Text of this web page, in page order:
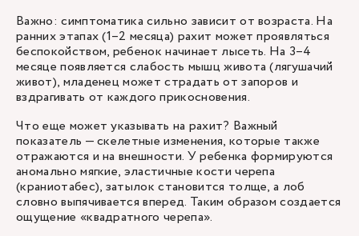
Важно: симптоматика сильно зависит от возраста. На
ранних этапах (1–2 месяца) рахит может проявляться
беспокойством, ребенок начинает лысеть. На 3–4
месяце появляется слабость мышц живота (лягушачий
живот), младенец может страдать от запоров и
вздрагивать от каждого прикосновения.
Что еще может указывать на рахит? Важный
показатель — скелетные изменения, которые также
отражаются и на внешности. У ребенка формируются
аномально мягкие, эластичные кости черепа
(краниотабес), затылок становится толще, а лоб
словно выпячивается вперед. Таким образом создается
ощущение «квадратного черепа».